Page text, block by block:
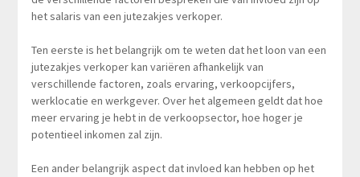
het salaris van een jutezakjes verkoper.
Ten eerste is het belangrijk om te weten dat het loon van een
jutezakjes verkoper kan variëren afhankelijk van
verschillende factoren, zoals ervaring, verkoopcijfers,
werklocatie en werkgever. Over het algemeen geldt dat hoe
meer ervaring je hebt in de verkoopsector, hoe hoger je
potentieel inkomen zal zijn.
Een ander belangrijk aspect dat invloed kan hebben op het